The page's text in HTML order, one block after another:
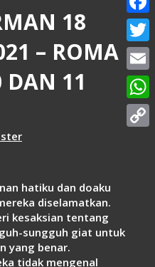
18
– ROMA
DAN 11
hatiku dan doaku
diselamatkan.
kesaksian tentang
sungguh giat untuk
yang benar.
tidak mengenal
Email